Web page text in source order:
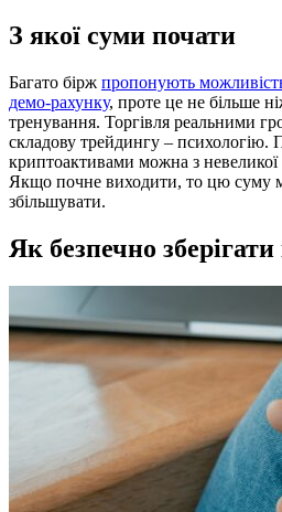
З якої суми почати
Багато бірж пропонують
демо-рахунку, проте це не більше
тренування. Торгівля реальними
складову трейдингу – психологію.
криптоактивами можна з
Якщо почне виходити, то цю суму
збільшувати.
Як безпечно